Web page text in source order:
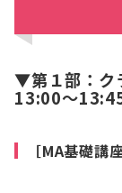
▼第１部：ク
13:00～
［MA基礎